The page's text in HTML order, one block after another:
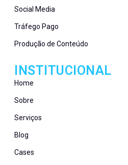
Social Media
Tráfego Pago
Produção de Conteúdo
INSTITUCIONAL
Home
Sobre
Serviços
Blog
Cases